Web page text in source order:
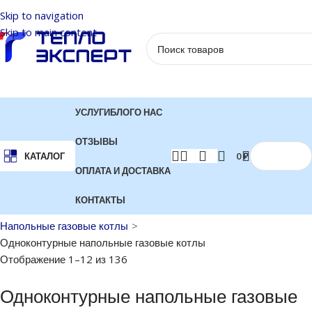
Skip to navigation
Skip to main content
КАТАЛОГ
УСЛУГИБЛОГО НАС
ОТЗЫВЫ
ОПЛАТА И ДОСТАВКА
КОНТАКТЫ
0₽
Напольные газовые котлы
Одноконтурные напольные газовые котлы
Отображение 1–12 из 136
Одноконтурные напольные газовые